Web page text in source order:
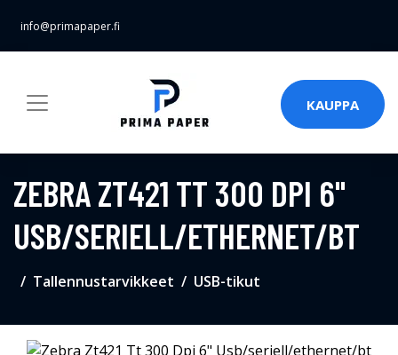
info@primapaper.fi
KAUPPA
ZEBRA ZT421 TT 300 DPI 6"
USB/SERIELL/ETHERNET/BT
Tallennustarvikkeet USB-tikut